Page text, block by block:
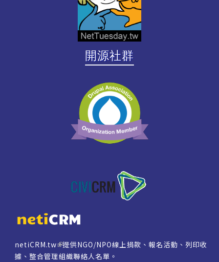
開源社群
netiCRM.tw
提供NGO/NPO線上捐款、報名活動、列印收
據、整合管理組織聯絡人名單。